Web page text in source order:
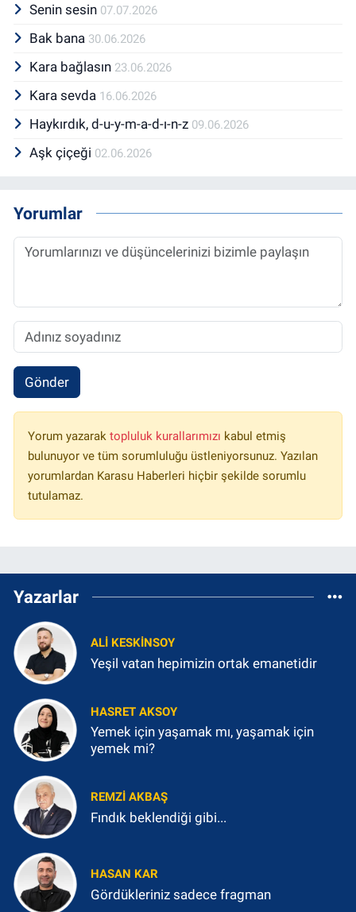
Senin sesin 07.07.2026
Bak bana 30.06.2026
Kara bağlasın 23.06.2026
Kara sevda 16.06.2026
Haykırdık, d-u-y-m-a-d-ı-n-z 09.06.2026
Aşk çiçeği 02.06.2026
Yorumlar
Gönder
Yorum yazarak topluluk kurallarımızı kabul etmiş
bulunuyor ve tüm sorumluluğu üstleniyorsunuz. Yazılan
yorumlardan Karasu Haberleri hiçbir şekilde sorumlu
tutulamaz.
Yazarlar
ALI KESKINSOY
Yeşil vatan hepimizin ortak emanetidir
HASRET AKSOY
Yemek için yaşamak mı, yaşamak için
yemek mi?
REMZI AKBAŞ
Fındık beklendiği gibi...
HASAN KAR
Gördükleriniz sadece fragman